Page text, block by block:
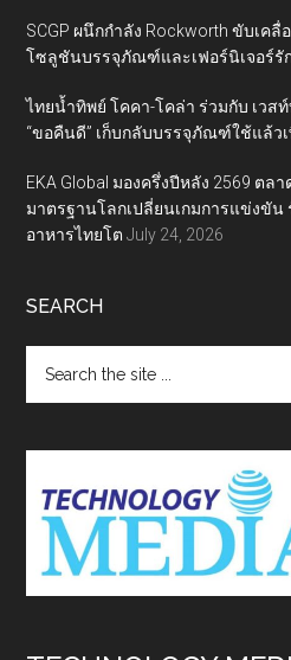
SCGP ผนึกกำลัง Rockworth ขับเ
โซลูชันบรรจุภัณฑ์และเฟอร์นิเจอร์รั
ไทยน้ำทิพย์ โคคา-โคล่า ร่วมกับ เวสท์
“ขอคืนดี” เก็บกลับบรรจุภัณฑ์ใช้แล้วเ
EKA Global มองครึ่งปีหลัง 2569 ต
มาตรฐานโลกเปลี่ยนเกมการแข่งขั
อาหารไทยโต July 24, 2026
SEARCH
the